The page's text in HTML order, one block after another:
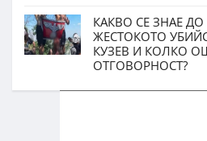
КАКВО СЕ ЗНАЕ
ЖЕСТОКОТО
КУЗЕВ И КОЛКО
ОТГОВОРНОСТ?